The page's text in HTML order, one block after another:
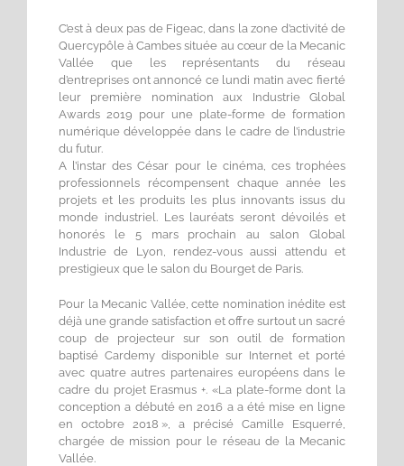
C’est à deux pas de Figeac, dans la zone d’activité de
Quercypôle à Cambes située au cœur de la Mecanic
Vallée que les représentants du réseau
d’entreprises ont annoncé ce lundi matin avec fierté
leur première nomination aux Industrie Global
Awards 2019 pour une plate-forme de formation
numérique développée dans le cadre de l’industrie
du futur.
A l’instar des César pour le cinéma, ces trophées
professionnels récompensent chaque année les
projets et les produits les plus innovants issus du
monde industriel. Les lauréats seront dévoilés et
honorés le 5 mars prochain au salon Global
Industrie de Lyon, rendez-vous aussi attendu et
prestigieux que le salon du Bourget de Paris.
Pour la Mecanic Vallée, cette nomination inédite est
déjà une grande satisfaction et offre surtout un sacré
coup de projecteur sur son outil de formation
baptisé Cardemy disponible sur Internet et porté
avec quatre autres partenaires européens dans le
cadre du projet Erasmus +. «La plate-forme dont la
conception a débuté en 2016 a a été mise en ligne
en octobre 2018 », a précisé Camille Esquerré,
chargée de mission pour le réseau de la Mecanic
Vallée.